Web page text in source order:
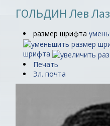
ГОЛЬДИН Лев
размер шрифта
шрифта
Печать
Эл. почта